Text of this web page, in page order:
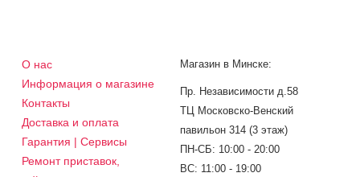
О нас
Информация о магазине
Контакты
Доставка и оплата
Гарантия | Сервисы
Ремонт приставок,
Магазин в Минске:
Пр. Независимости д.58
ТЦ Московско-Венский
павильон 314 (3 этаж)
ПН-СБ: 10:00 - 20:00
ВС: 11:00 - 19:00